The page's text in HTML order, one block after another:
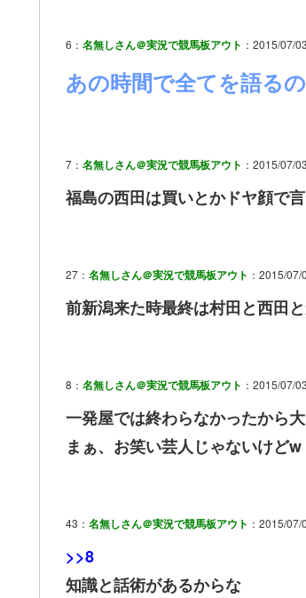
6： 名無しさん＠実況で競馬板アウト ：2015/07/
あの時間で全てを語る
7： 名無しさん＠実況で競馬板アウト ：2015/07/
福島の西田は買いとかドヤ顔で
27： 名無しさん＠実況で競馬板アウト ：2015/
前新潟来た時最終は村田と西田
8： 名無しさん＠実況で競馬板アウト ：2015/07/
一発屋では終わらなかったから
まぁ、お笑い芸人じゃないけどw
43： 名無しさん＠実況で競馬板アウト ：2015/
>>8
知識と話術があるからな